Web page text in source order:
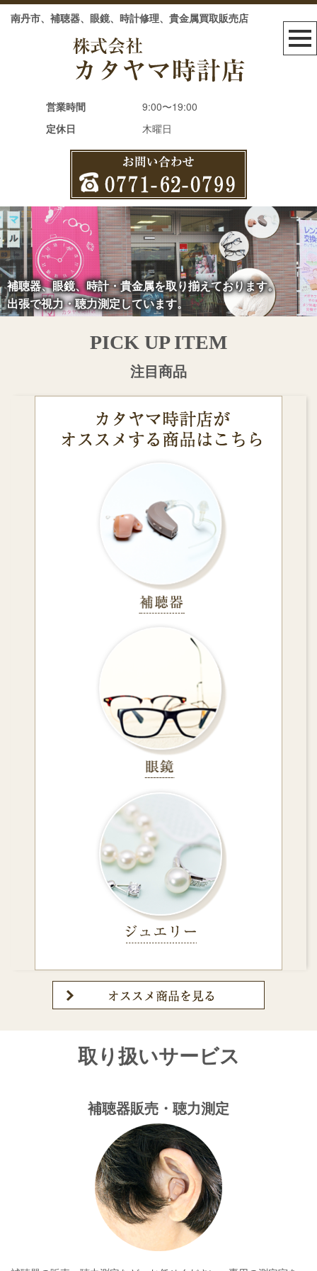
南丹市、補聴器、眼鏡、時計修理、貴金属買取販売店
営業時間
9:00〜19:00
定休日
木曜日
補聴器、眼鏡、時計・貴金属を取り揃えております。
出張で視力・聴力測定しています。
PICK UP ITEM
注目商品
取り扱いサービス
補聴器販売・聴力測定